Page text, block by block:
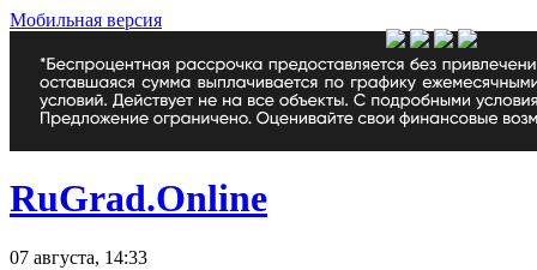
Мобильная версия
RuGrad.Online
07 августа, 14:33